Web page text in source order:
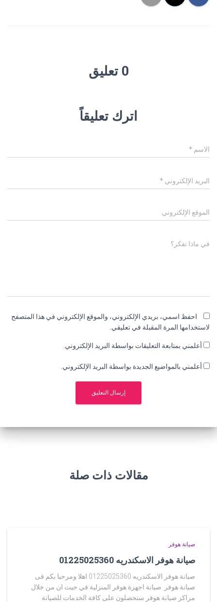
0 تعليق
اترك تعليقاً
الاسم *
البريد الإلكتروني *
الموقع الإلكتروني
في ماذا تفكر؟
احفظ اسمي، بريدي الإلكتروني، والموقع الإلكتروني في هذا المتصفح
لاستخدامها المرة المقبلة في تعليقي.
أعلمني بمتابعة التعليقات بواسطة البريد الإلكتروني.
أعلمني بالمواضيع الجديدة بواسطة البريد الإلكتروني.
مقالات ذات صلة
صيانة هوفر
صيانة هوفر الاسكندريه 01225025360
صيانة هوفر الاسكندريه 01225025360 اهلا ومرحبا بكم فى
صيانة هوفر صيانة اجهزة هوفر المنزلية في حيث ان من خلال
مراكز صيانة هوفر ستحصلون على كافة الخدمات للصيانة